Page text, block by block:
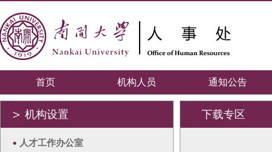
首页 机构人员 通知公告
＞ 机构设置
• 人才工作办公室
下载专区